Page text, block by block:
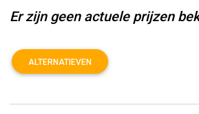
Er zijn geen actuele prijzen
ALTERNATIEVEN